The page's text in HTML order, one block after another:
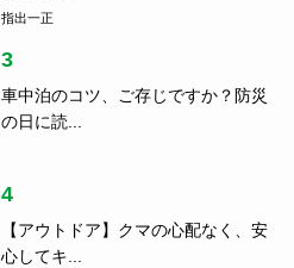
指出一正
3
車中泊のコツ、ご存じですか？防災
の日に読...
4
【アウトドア】クマの心配なく、安
心してキ...